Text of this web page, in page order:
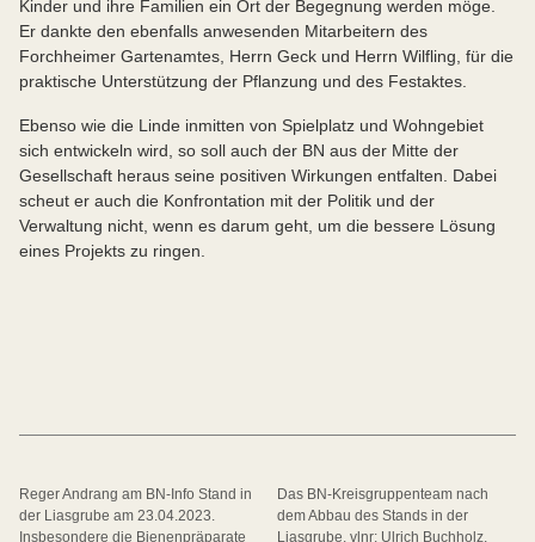
Kinder und ihre Familien ein Ort der Begegnung werden möge.
Er dankte den ebenfalls anwesenden Mitarbeitern des
Forchheimer Gartenamtes, Herrn Geck und Herrn Wilfling, für die
praktische Unterstützung der Pflanzung und des Festaktes.
Ebenso wie die Linde inmitten von Spielplatz und Wohngebiet
sich entwickeln wird, so soll auch der BN aus der Mitte der
Gesellschaft heraus seine positiven Wirkungen entfalten. Dabei
scheut er auch die Konfrontation mit der Politik und der
Verwaltung nicht, wenn es darum geht, um die bessere Lösung
eines Projekts zu ringen.
Reger Andrang am BN-Info Stand in
der Liasgrube am 23.04.2023.
Insbesondere die Bienenpräparate
Das BN-Kreisgruppenteam nach
dem Abbau des Stands in der
Liasgrube. vlnr: Ulrich Buchholz,